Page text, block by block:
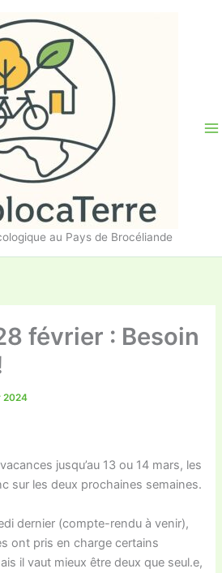
au Pays de Brocéliande
février : Besoin
2024
jusqu’au 13 ou 14 mars, les
sur les deux prochaines semaines.
dernier (compte-rendu à venir),
ont pris en charge certains
il vaut mieux être deux que seul.e,